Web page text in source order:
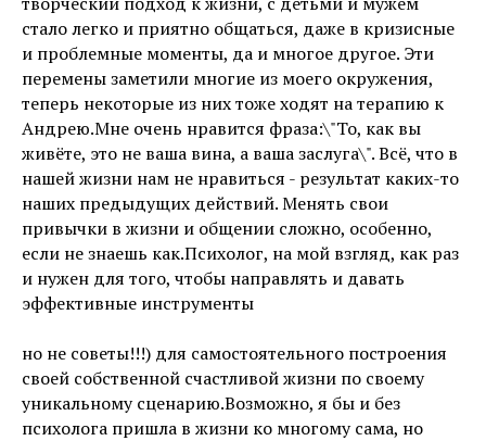
стало легко и приятно общаться, даже в кризисные
и проблемные моменты, да и многое другое. Эти
перемены заметили многие из моего окружения,
теперь некоторые из них тоже ходят на терапию к
Андрею.Мне очень нравится фраза:\"То, как вы
живёте, это не ваша вина, а ваша заслуга\". Всё, что в
нашей жизни нам не нравиться - результат каких-то
наших предыдущих действий. Менять свои
привычки в жизни и общении сложно, особенно,
если не знаешь как.Психолог, на мой взгляд, как раз
и нужен для того, чтобы направлять и давать
эффективные инструменты
но не советы!!!) для самостоятельного построения
своей собственной счастливой жизни по своему
уникальному сценарию.Возможно, я бы и без
психолога пришла в жизни ко многому сама, но